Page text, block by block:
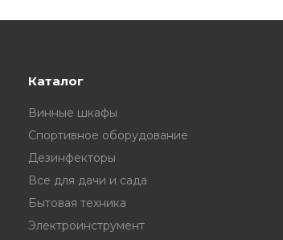
Каталог
Винные шкафы
Спортивное оборудование
Дезинфекторы
Все для дачи и сада
Бытовая техника
Электроинструмент